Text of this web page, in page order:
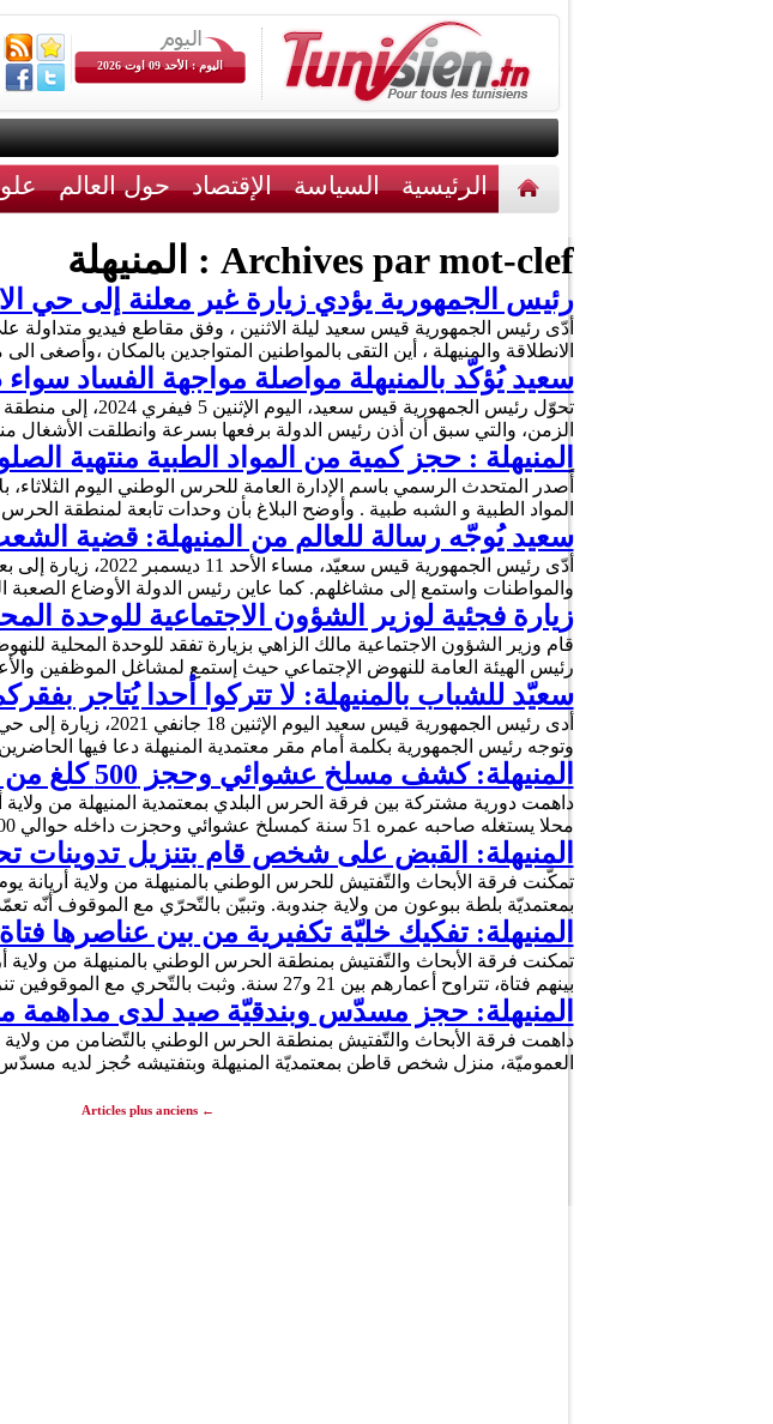
اليوم : الأحد 09 اوت 2026
الرئيسية السياسة الإقتصاد حول العالم
أخبار مختلفة
Archives par mot-clef : المنيهلة
رئيس الجمهورية يؤدي زيارة غير معلنة إلى حي
أدّى رئيس الجمهورية قيس سعيد ليلة الاثنين ، وفق مقاطع فيديو
الانطلاقة والمنيهلة ، أين التقى بالمواطنين المتواجدين بالمكان
سعيد يُؤكّد بالمنيهلة مواصلة مواجهة الفساد
تحوّل رئيس
الزمن، والتي سبق أن أذن رئيس الدولة برفعها بسرعة وانطلقت الأشغال
المنيهلة : حجز كمية من المواد الطبية منتهية
أًصدر المتحدث الرسمي باسم الإدارة العامة للحرس الوطني اليوم
المواد الطبية و الشبه طبية . وأوضح البلاغ بأن وحدات تابعة لمنطقة
سعيد يُوجّه رسالة للعالم من المنيهلة: قضية
أدّى رئيس الجمهورية
والمواطنات واستمع إلى مشاغلهم. كما عاين رئيس الدولة الأوضاع
زيارة فجئية لوزير الشؤون الاجتماعية للوحدة
رئيس الهيئة العامة للنهوض الإجتماعي حيث إستمع لمشاغل الموظفين
سعيّد للشباب بالمنيهلة: لا تتركوا أحدا يُتاجر
أدى رئيس الجمهورية
وتوجه رئيس الجمهورية بكلمة أمام مقر معتمدية المنيهلة دعا فيها
المنيهلة: كشف مسلخ عشوائي وحجز 500 كلغ من اللحوم المتعفنة
محلا يستغله صاحبه عمره 51 سنة كمسلخ عشوائي وحجزت داخله حوالي 500 كلغ من أحشاء الخرفان …
المنيهلة: القبض على شخص قام بتنزيل تدوينات
بمعتمديّة بلطة ببوعون من ولاية جندوبة. وتبيّن بالتّحرّي مع الموقوف أنّه
المنيهلة: تفكيك خليّة تكفيرية من بين عناصرها فتاة
بينهم فتاة، تتراوح أعمارهم بين 21 و27 سنة. وثبت بالتّحري مع الموقوفين تنزيلهم تدوينات وصور ومقالات …
المنيهلة: حجز مسدّس وبندقيّة صيد لدى مداهمة
العموميّة، منزل شخص قاطن بمعتمديّة المنيهلة وبتفتيشه حُجز لديه مسدّس ناري
←
Articles plus anciens